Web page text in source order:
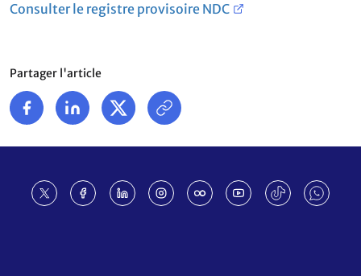
Consulter le registre provisoire NDC
Partager l'article